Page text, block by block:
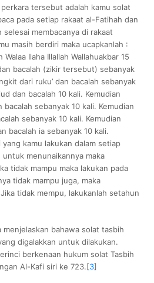
tersebut adalah kamu solat
pada setiap rakaat al-Fatihah dan
membacanya di rakaat
masih berdiri maka ucapkanlah :
Walaa Ilaha Illallah Wallahuakbar 15
bacalah (zikir tersebut) sebanyak
dari ruku’ dan bacalah sebanyak
dan bacalah 10 kali. Kemudian
sebanyak 10 kali. Kemudian
sebanyak 10 kali. Kemudian
bacalah ia sebanyak 10 kali.
yang kamu lakukan dalam setiap
untuk menunaikannya maka
tidak mampu maka lakukan pada
tidak mampu juga, maka
tidak mempu, lakukanlah setahun
menjelaskan bahawa solat tasbih
digalakkan untuk dilakukan.
berkenaan hukum solat Tasbih
Al-Kafi siri ke 723.[3]